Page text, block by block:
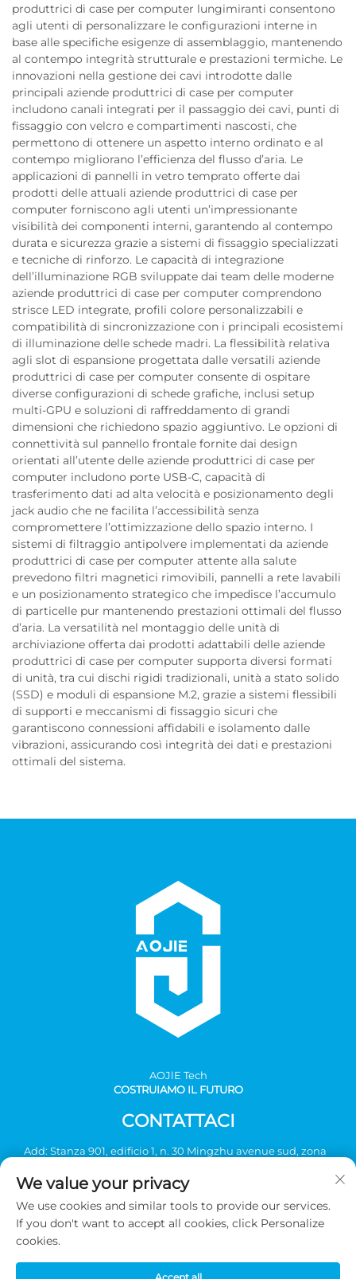
produttrici di case per computer lungimiranti consentono
agli utenti di personalizzare le configurazioni interne in
base alle specifiche esigenze di assemblaggio, mantenendo
al contempo integrità strutturale e prestazioni termiche. Le
innovazioni nella gestione dei cavi introdotte dalle
principali aziende produttrici di case per computer
includono canali integrati per il passaggio dei cavi, punti di
fissaggio con velcro e compartimenti nascosti, che
permettono di ottenere un aspetto interno ordinato e al
contempo migliorano l’efficienza del flusso d’aria. Le
applicazioni di pannelli in vetro temprato offerte dai
prodotti delle attuali aziende produttrici di case per
computer forniscono agli utenti un’impressionante
visibilità dei componenti interni, garantendo al contempo
durata e sicurezza grazie a sistemi di fissaggio specializzati
e tecniche di rinforzo. Le capacità di integrazione
dell’illuminazione RGB sviluppate dai team delle moderne
aziende produttrici di case per computer comprendono
strisce LED integrate, profili colore personalizzabili e
compatibilità di sincronizzazione con i principali ecosistemi
di illuminazione delle schede madri. La flessibilità relativa
agli slot di espansione progettata dalle versatili aziende
produttrici di case per computer consente di ospitare
diverse configurazioni di schede grafiche, inclusi setup
multi-GPU e soluzioni di raffreddamento di grandi
dimensioni che richiedono spazio aggiuntivo. Le opzioni di
connettività sul pannello frontale fornite dai design
orientati all’utente delle aziende produttrici di case per
computer includono porte USB-C, capacità di
trasferimento dati ad alta velocità e posizionamento degli
jack audio che ne facilita l’accessibilità senza
compromettere l’ottimizzazione dello spazio interno. I
sistemi di filtraggio antipolvere implementati da aziende
produttrici di case per computer attente alla salute
prevedono filtri magnetici rimovibili, pannelli a rete lavabili
e un posizionamento strategico che impedisce l’accumulo
di particelle pur mantenendo prestazioni ottimali del flusso
d’aria. La versatilità nel montaggio delle unità di
archiviazione offerta dai prodotti adattabili delle aziende
produttrici di case per computer supporta diversi formati
di unità, tra cui dischi rigidi tradizionali, unità a stato solido
(SSD) e moduli di espansione M.2, grazie a sistemi flessibili
di supporti e meccanismi di fissaggio sicuri che
garantiscono connessioni affidabili e isolamento dalle
vibrazioni, assicurando così integrità dei dati e prestazioni
ottimali del sistema.
AOJlE Tech
COSTRUIAMO IL FUTURO
CONTATTACI
Add: Stanza 901, edificio 1, n. 30 Mingzhu avenue sud, zona
Cina
Tel:+86-2036031688 Ext 8048
E-mail:
We value your privacy
We use cookies and similar tools to provide our services.
If you don't want to accept all cookies, click Personalize
cookies.